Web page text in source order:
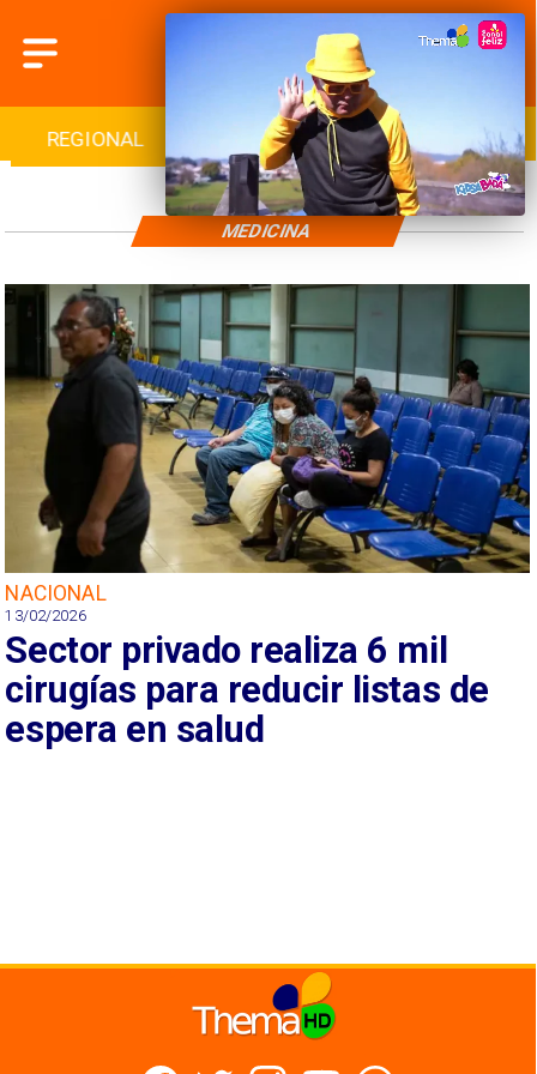
REGIONAL INTERNACIONAL DEPORTES
NACIONAL
13/02/2026
Sector privado realiza 6 mil
cirugías para reducir listas de
espera en salud
MEDICINA